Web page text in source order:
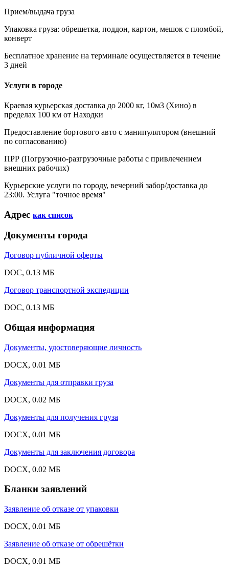
Прием/выдача груза
Упаковка груза: обрешетка, поддон, картон, мешок с пломбой,
конверт
Бесплатное хранение на терминале осуществляется в течение
3 дней
Услуги в городе
Краевая курьерская доставка до 2000 кг, 10м3 (Хино) в
пределах 100 км от Находки
Предоставление бортового авто с манипулятором (внешний
по согласованию)
ПРР (Погрузочно-разгрузочные работы с привлечением
внешних рабочих)
Курьерские услуги по городу, вечерний забор/доставка до
23:00. Услуга "точное время"
Адрес как список
Документы города
Договор публичной оферты
DOC, 0.13 МБ
Договор транспортной экспедиции
DOC, 0.13 МБ
Общая информация
Документы, удостоверяющие личность
DOCX, 0.01 МБ
Документы для отправки груза
DOCX, 0.02 МБ
Документы для получения груза
DOCX, 0.01 МБ
Документы для заключения договора
DOCX, 0.02 МБ
Бланки заявлений
Заявление об отказе от упаковки
DOCX, 0.01 МБ
Заявление об отказе от обрешётки
DOCX, 0.01 МБ